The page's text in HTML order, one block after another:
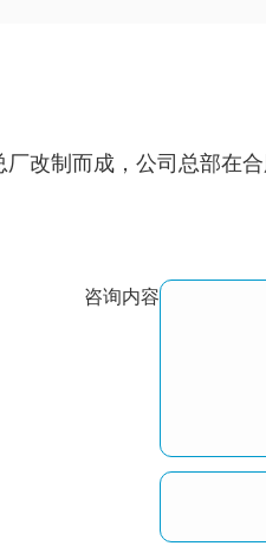
改制而成，公司总部在
咨询内容